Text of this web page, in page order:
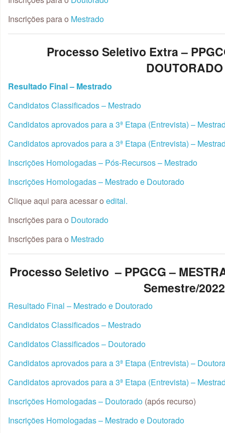
Inscrições para o Mestrado
Processo Seletivo Extra –
DOUTORADO
Resultado Final – Mestrado
Candidatos Classificados – Mestrado
Candidatos aprovados para a 3ª Etapa (Entrevista) –
Candidatos aprovados para a 3ª Etapa (Entrevista) –
Inscrições Homologadas – Pós-Recursos – Mestrado
Inscrições Homologadas – Mestrado e Doutorado
Clique aqui para acessar o edital.
Inscrições para o Doutorado
Inscrições para o Mestrado
Processo Seletivo – PPGCG –
Semestre/2022
Resultado Final – Mestrado e Doutorado
Candidatos Classificados – Mestrado
Candidatos Classificados – Doutorado
Candidatos aprovados para a 3ª Etapa (Entrevista) –
Candidatos aprovados para a 3ª Etapa (Entrevista) –
Inscrições Homologadas – Doutorado (após recurso)
Inscrições Homologadas – Mestrado e Doutorado